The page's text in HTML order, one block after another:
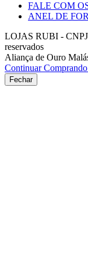
FALE COM
ANEL DE
LOJAS RUBI -
reservados
Aliança de Ouro
Continuar Comprando
Fechar